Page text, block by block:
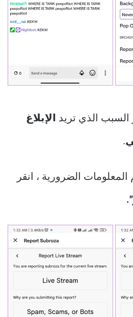
السبب الذي تريد الإبلاغ
.
المعلومات الضرورية ، انقر